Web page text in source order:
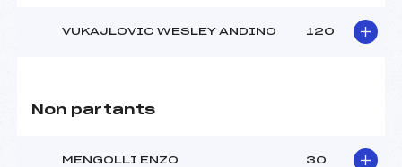
VUKAJLOVIC WESLEY ANDINO 120
Non partants
MENGOLLI ENZO 30